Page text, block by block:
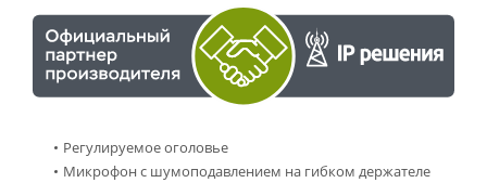
Регулируемое оголовье
Микрофон с шумоподавлением на гибком держателе